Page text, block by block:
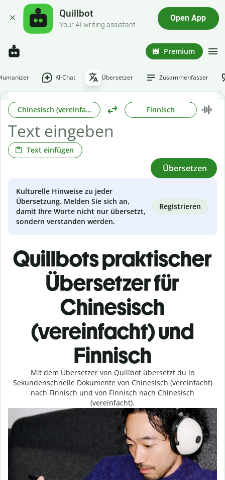
Quillbot
Your AI writing assistant
Open App
Premium
KI-Chat Übersetzer Zusammenfasser
Chinesisch (vereinfacht) Finnisch
Text einfügen
Übersetzen
Kulturelle Hinweise zu jeder
Übersetzung. Melden Sie sich an,
damit Ihre Worte nicht nur übersetzt,
sondern verstanden werden.
Registrieren
Quillbots praktischer
Übersetzer für
Chinesisch
(vereinfacht) und
Finnisch
Mit dem Übersetzer von Quillbot übersetzt du in
Sekundenschnelle Dokumente von Chinesisch (vereinfacht)
nach Finnisch und von Finnisch nach Chinesisch
(vereinfacht).